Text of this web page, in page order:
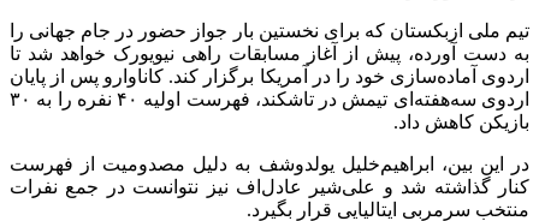
تیم ملی ازبکستان که برای نخستین بار جواز حضور در جام جهانی را
به دست آورده، پیش از آغاز مسابقات راهی نیویورک خواهد شد تا
اردوی آماده‌سازی خود را در آمریکا برگزار کند. کاناوارو پس از پایان
اردوی سه‌هفته‌ای تیمش در تاشکند، فهرست اولیه ۴۰ نفره را به ۳۰
بازیکن کاهش داد.
در این بین، ابراهیم‌خلیل یولدوشف به دلیل مصدومیت از فهرست
کنار گذاشته شد و علی‌شیر عادل‌اف نیز نتوانست در جمع نفرات
منتخب سرمربی ایتالیایی قرار بگیرد.